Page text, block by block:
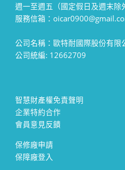
週一至週五（國定假日及週末
服務信箱：
公司名稱：歐特耐國際股份有限
公司統編: 12662709
智慧財產權免責聲明
企業特約合作
會員意見反饋
保修廠申請
保障廠登入